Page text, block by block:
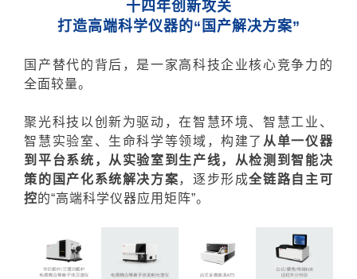
十四年创新攻关
打造高端科学仪器的“国产解决方案”
国产替代的背后，是一家高科技企业核心竞争力的
全面较量。
聚光科技以创新为驱动，在智慧环境、智慧工业、
智慧实验室、生命科学等领域，构建了 从单一仪器
到平台系统，从实验室到生产线，从检测到智能决
策的国产化系统解决方案，逐步形成全链路自主可
控的“高端科学仪器应用矩阵”。